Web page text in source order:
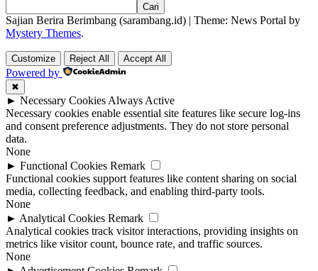
Cari
Sajian Berira Berimbang (sarambang.id) | Theme: News Portal by
Mystery Themes.
Customize Reject All Accept All
Powered by
✖
► Necessary Cookies Always Active
Necessary cookies enable essential site features like secure log-ins
and consent preference adjustments. They do not store personal
data.
None
► Functional Cookies Remark
Functional cookies support features like content sharing on social
media, collecting feedback, and enabling third-party tools.
None
► Analytical Cookies Remark
Analytical cookies track visitor interactions, providing insights on
metrics like visitor count, bounce rate, and traffic sources.
None